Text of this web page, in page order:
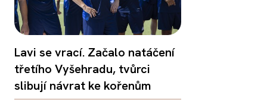
Lavi se vrací. Začalo natáčení
třetího Vyšehradu, tvůrci
slibují návrat ke kořenům